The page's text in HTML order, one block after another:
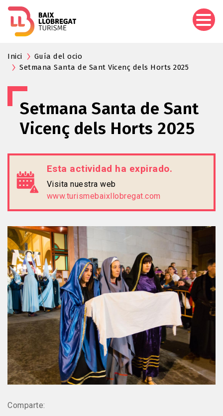
Inici
Guía del ocio
Setmana Santa de Sant Vicenç dels Horts 2025
Setmana Santa de Sant
Vicenç dels Horts 2025
Esta actividad ha expirado.
Visita nuestra web
www.turismebaixllobregat.com
Comparte: